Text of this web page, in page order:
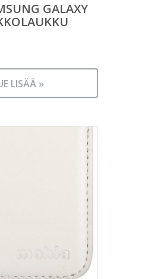
GALAXY
LISÄÄ »